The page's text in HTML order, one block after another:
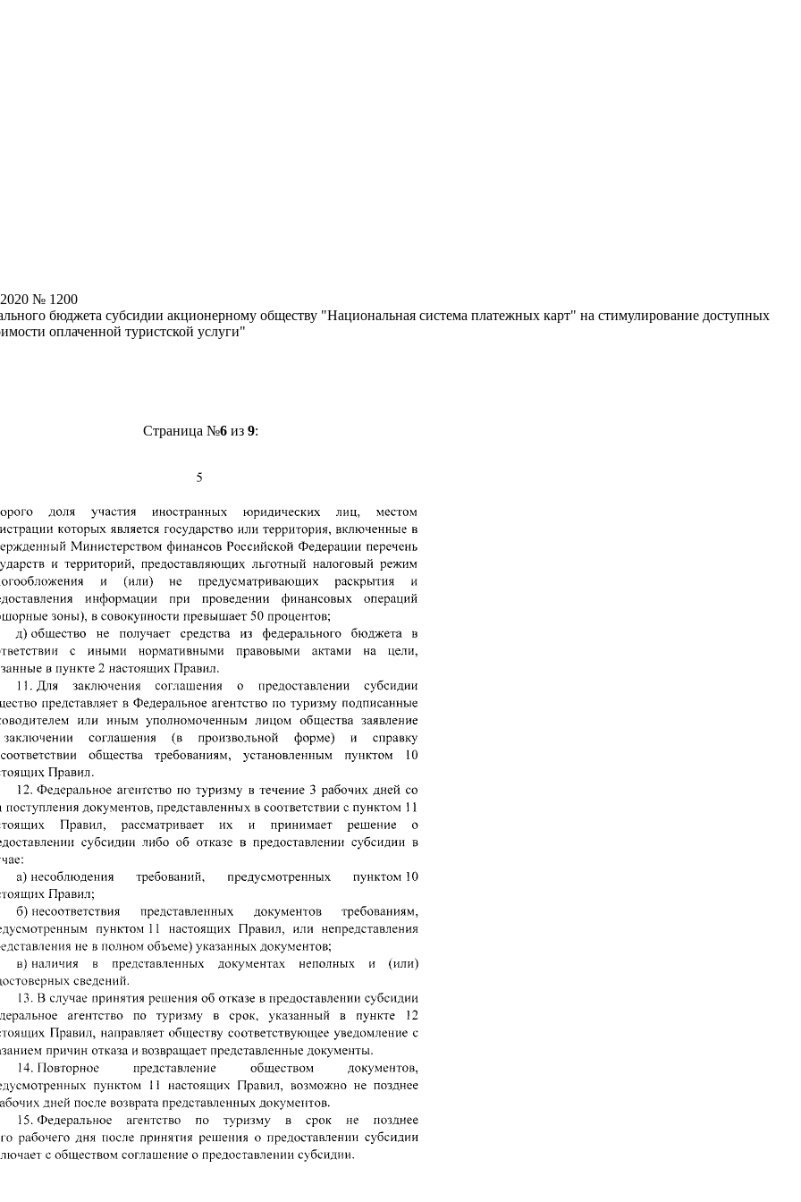
№ 1200
бюджета субсидии акционерному обществу "Национальная система платежных карт" на стимулирование доступных
оплаченной туристской услуги"
Страница №6из 9: